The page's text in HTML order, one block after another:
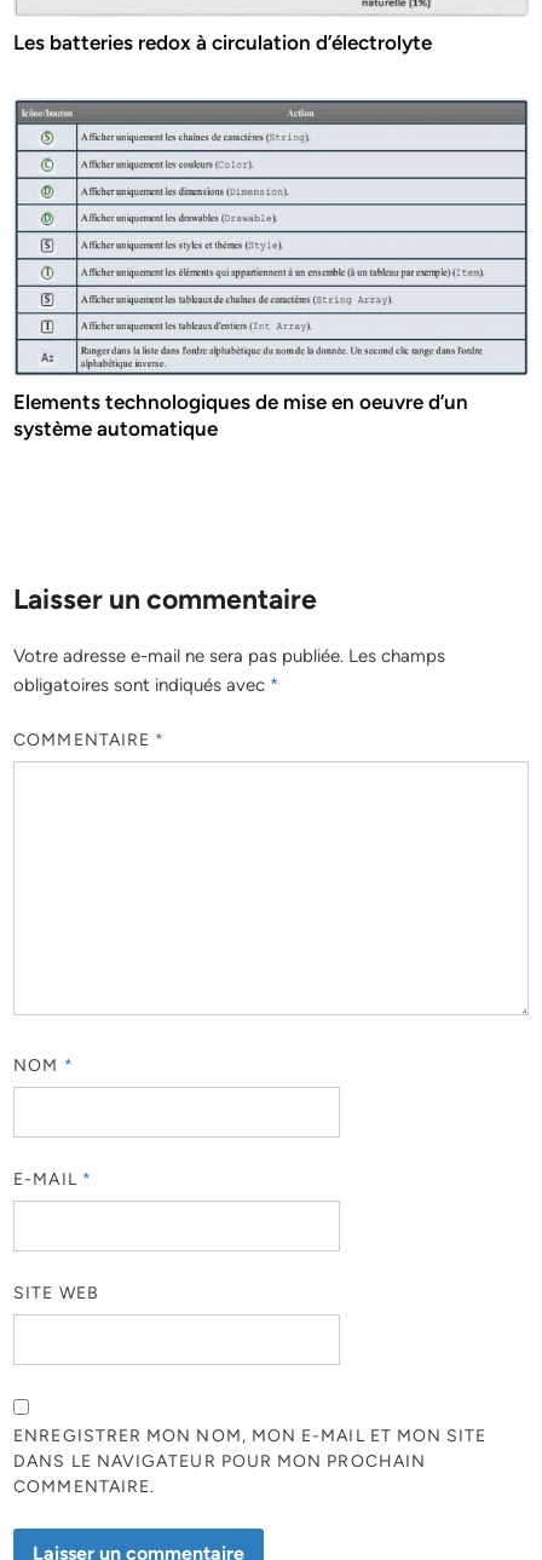
Les batteries redox à circulation d’électrolyte
Elements technologiques de mise en oeuvre d’un
système automatique
Laisser un commentaire
Votre adresse e-mail ne sera pas publiée. Les champs
obligatoires sont indiqués avec *
COMMENTAIRE *
NOM *
E-MAIL *
SITE WEB
ENREGISTRER MON NOM, MON E-MAIL ET MON SITE
DANS LE NAVIGATEUR POUR MON PROCHAIN
COMMENTAIRE.